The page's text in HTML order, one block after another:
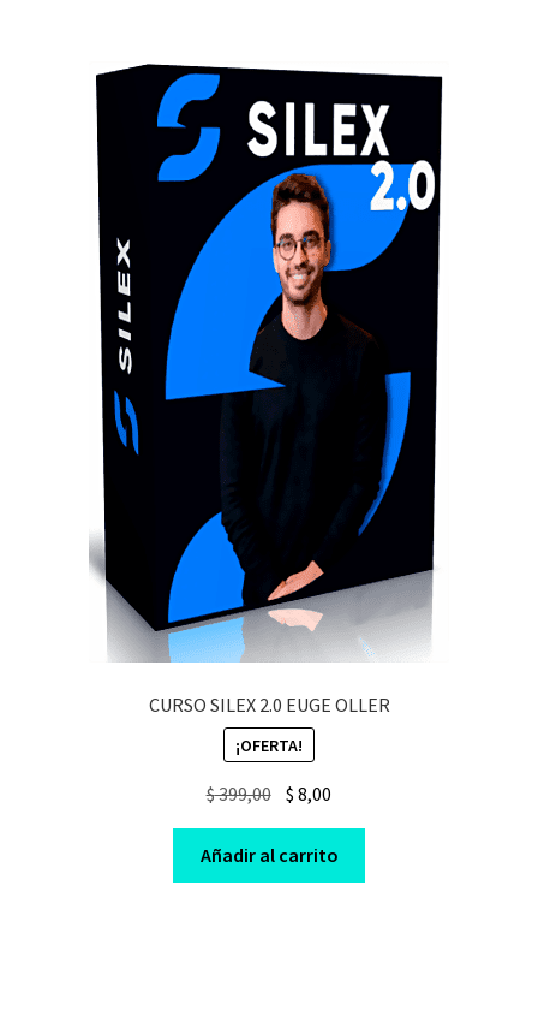
CURSO SILEX 2.0 EUGE OLLER
¡OFERTA!
$399,00 Original
price
was:
$ 399,00.
$ 8,00
price
is:
$ 8,00.
Añadir al carrito